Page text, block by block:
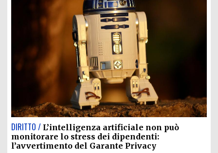
DIRITTO / L’intelligenza artificiale non può
monitorare lo stress dei dipendenti:
l’avvertimento del Garante Privacy